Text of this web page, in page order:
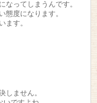
なってしまうんです。
態度になります。
ます。
しません。